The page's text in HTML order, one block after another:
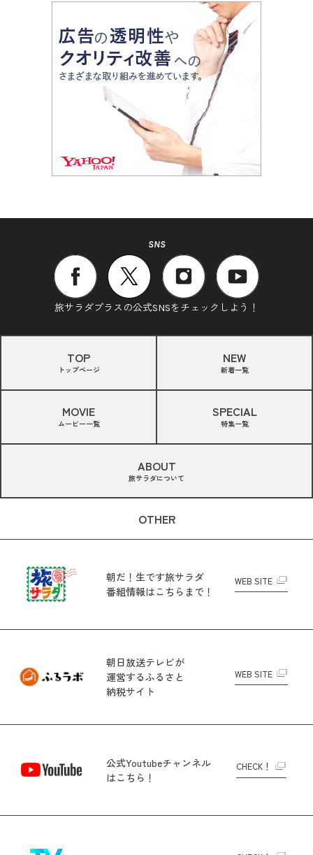
SNS
旅サラダプラスの公式SNSをチェックしよう！
TOP
トップページ
NEW
新着一覧
MOVIE
ムービー一覧
SPECIAL
特集一覧
ABOUT
旅サラダについて
OTHER
朝だ！生です旅サラダ
番組情報はこちらまで！
WEB SITE
朝日放送テレビが
運営するふるさと
納税サイト
WEB SITE
公式Youtubeチャンネル
はこちら！
CHECK！